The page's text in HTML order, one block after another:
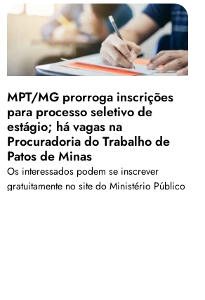
MPT/MG prorroga inscrições
para processo seletivo de
estágio; há vagas na
Procuradoria do Trabalho de
Patos de Minas
Os interessados podem se inscrever
gratuitamente no site do Ministério Público